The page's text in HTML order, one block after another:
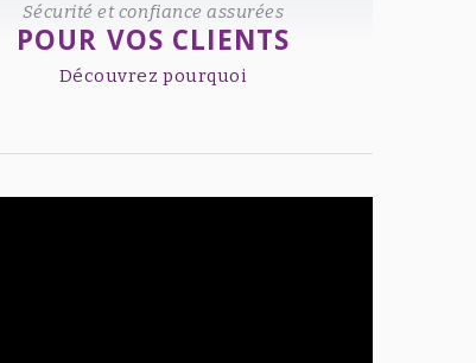
Sécurité et confiance assurées
POUR VOS CLIENTS
Découvrez pourquoi